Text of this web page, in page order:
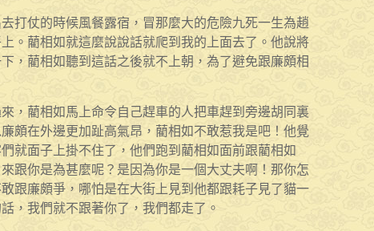
打仗的時候風餐露宿，冒那麼大的危險九死一生為趙
。藺相如就這麼說說話就爬到我的上面去了。他說將
，藺相如聽到這話之後就不上朝，為了避免跟廉頗相
，藺相如馬上命令自己趕車的人把車趕到旁邊胡同裏
頗在外邊更加趾高氣昂，藺相如不敢惹我是吧！他覺
就面子上掛不住了，他們跑到藺相如面前跟藺相如
跟你是為甚麼呢？是因為你是一個大丈夫啊！那你怎
跟廉頗爭，哪怕是在大街上見到他都跟耗子見了貓一
，我們就不跟著你了，我們都走了。